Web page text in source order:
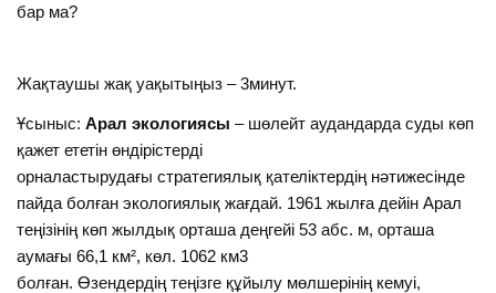
бар ма?
Жақтаушы жақ уақытыңыз – 3минут.
Ұсыныс: Арал экологиясы – шөлейт аудандарда суды көп
қажет ететін өндірістерді
орналастырудағы стратегиялық қателіктердің нәтижесінде
пайда болған экологиялық жағдай. 1961 жылға дейін Арал
теңізінің көп жылдық орташа деңгейі 53 абс. м, орташа
аумағы 66,1 км², көл. 1062 км3
болған. Өзендердің теңізге құйылу мөлшерінің кемуі,